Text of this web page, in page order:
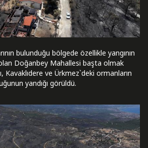
bulunduğu bölgede özellikle yangının
olan Doğanbey Mahallesi başta olmak
Kavaklıdere ve Ürkmez`deki ormanların
yandığı görüldü.